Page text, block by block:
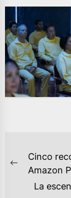
DE
ENTRADAS
Previous
Cinco
Amazon
La